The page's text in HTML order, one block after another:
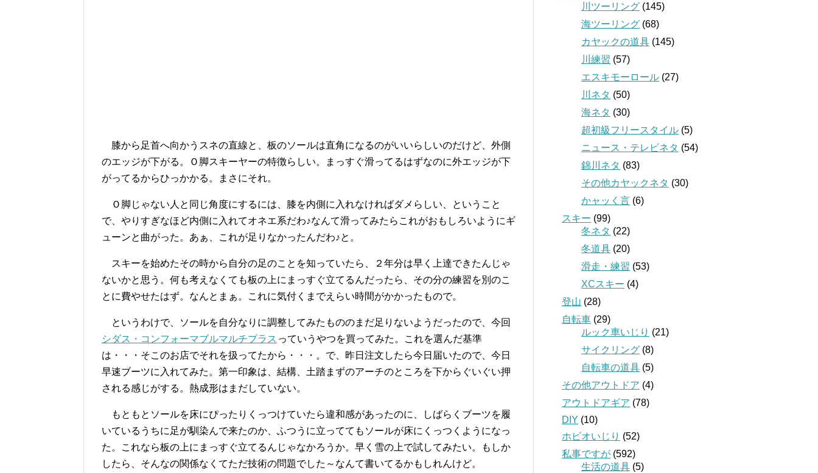
膝から足首へ向かうスネの直線と、板のソールは直角になるのがいいらしいのだけど、外側
のエッジが下がる。Ｏ脚スキーヤーの特徴らしい。まっすぐ滑ってるはずなのに外エッジが下
がってるからひっかかる。まさにそれ。
Ｏ脚じゃない人と同じ角度にするには、膝を内側に入れなければダメらしい、ということ
で、やりすぎなほど内側に入れてオネエ系だわ♪なんて滑ってみたらこれがおもしろいようにギ
ューンと曲がった。あぁ、これが足りなかったんだわ♪と。
スキーを始めたその時から自分の足のことを知っていたら、２年分は早く上達できたんじゃ
ないかと思う。何も考えなくても板の上にまっすぐ立てるんだったら、その分の練習を別のこ
とに費やせたはず。なんとまぁ。これに気付くまでえらい時間がかかったもので。
というわけで、ソールを自分なりに調整してみたもののまだ足りないようだったので、今回
シダス・コンフォーマブルマルチプラス っていうやつを買ってみた。これを選んだ基準
は・・・そこのお店でそれを扱ってたから・・・。で、昨日注文したら今日届いたので、今日
早速ブーツに入れてみた。第一印象は、結構、土踏まずのアーチのところを下からぐいぐい押
される感じがする。熱成形はまだしていない。
もともとソールを床にぴったりくっつけていたら違和感があったのに、しばらくブーツを履
いているうちに足が馴染んで来たのか、ふつうに立っててもソールが床にくっつくようになっ
た。これなら板の上にまっすぐ立てるんじゃなかろうか。早く雪の上で試してみたい。もしか
したら、そんなの関係なくてただ技術の問題でした～なんて書いてるかもしれんけど。
川ツーリング (145)
海ツーリング (68)
カヤックの道具 (145)
川練習 (57)
エスキモーロール (27)
川ネタ (50)
海ネタ (30)
超初級フリースタイル (5)
ニュース・テレビネタ (54)
錦川ネタ (83)
その他カヤックネタ (30)
かャッく言 (6)
スキー (99)
冬ネタ (22)
冬道具 (20)
滑走・練習 (53)
XCスキー (4)
登山 (28)
自転車 (29)
ルック車いじり (21)
サイクリング (8)
自転車の道具 (5)
その他アウトドア (4)
アウトドアギア (78)
DIY (10)
ホビオいじり (52)
私事ですが (592)
生活の道具 (5)